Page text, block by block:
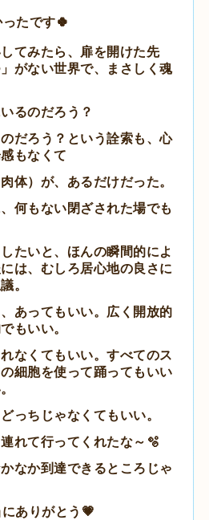
たです🍀
てみたら、
扉を開けた先
がない世界で、
まさしく魂
るのだろう？
だろう？という詮索も、心
もなくて
体）が、あるだけだった。
何もない閉ざされた場でも
たいと、ほんの瞬間的によ
は、むしろ居心地の良さに
。
あってもいい。 広く開放的
もいい。
なくてもいい。すべてのス
細胞を使って踊ってもいい
っちじゃなくてもいい。
れて行ってくれたな～🫧
なか到達できるところじゃ
ありがとう💗